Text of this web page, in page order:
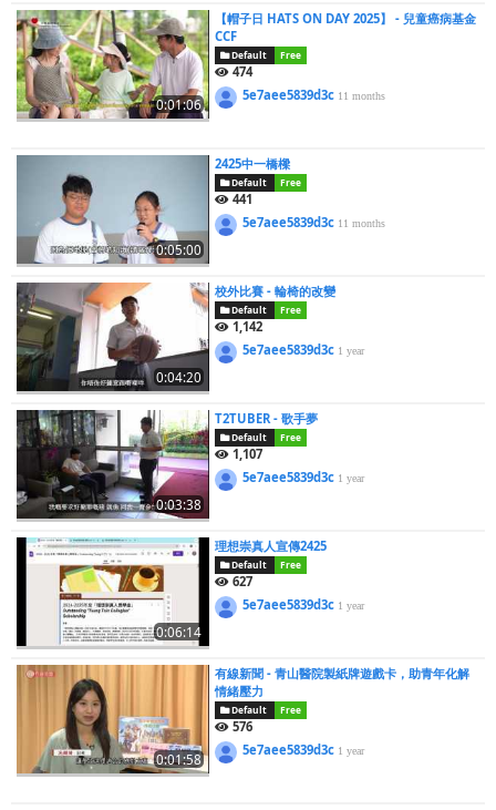
0:01:06
【帽子日 HATS ON DAY 2025】 - 兒童癌病基金
CCF
Default Free
474
5e7aee5839d3c 11 months
0:05:00
2425中一橋樑
Default Free
441
5e7aee5839d3c 11 months
0:04:20
校外比賽 - 輪椅的改變
Default Free
1,142
5e7aee5839d3c 1 year
0:03:38
T2TUBER - 歌手夢
Default Free
1,107
5e7aee5839d3c 1 year
0:06:14
理想崇真人宣傳2425
Default Free
627
5e7aee5839d3c 1 year
0:01:58
有線新聞 - 青山醫院製紙牌遊戲卡，助青年化解
情緒壓力
Default Free
576
5e7aee5839d3c 1 year